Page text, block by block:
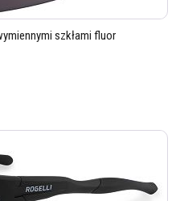
szkłami fluor